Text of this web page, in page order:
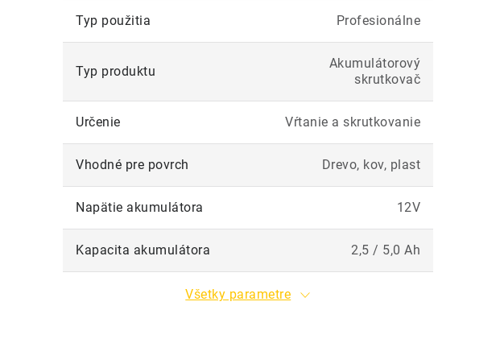
Typ použitia Profesionálne
Typ produktu
Akumulátorový
skrutkovač
Určenie Vŕtanie a skrutkovanie
Vhodné pre povrch Drevo, kov, plast
Napätie akumulátora 12V
Kapacita akumulátora 2,5 / 5,0 Ah
Všetky parametre